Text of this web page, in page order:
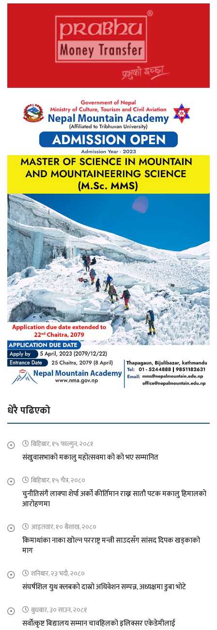
धेरै पढिएको
बिहिबार, १५ फाल्गुन, २०८१
संखुवासभाको मकालु महोत्सवमा को को भए सम्मानित
बिहिबार, १५ चैत्र, २०८०
चुनौतिसंगै लाक्पा शेर्पा अर्को कीर्तिमान राख्न सातौ पटक मकालु हिमालको
आरोहणमा
आइतवार, १० बैशाख, २०८०
किमाथांका नाका खोल्न परराष्ट्र मन्त्री साउदसँग सांसद दिपक खड्काको
माग
शनिबार, २३ भदौ, २०८०
संघर्षशिल युथ क्लबको दास्रो अधिवेशन सम्पन्न, अध्यक्षमा डुबा भोटे
बुधबार, ३० साउन, २०८१
सर्वोत्कृष्ट बिद्यालय सम्मान चावहिलको इलिक्सर एकेडेमीलाई